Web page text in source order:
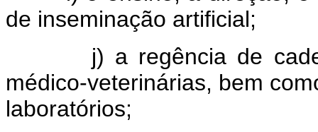
de inseminação artificial;
j) a regência de
médico-veterinárias, bem
laboratórios;